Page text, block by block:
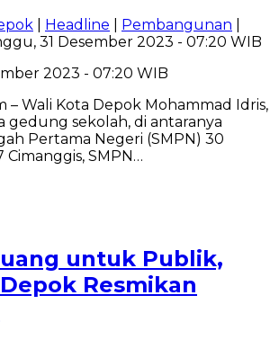
Headline Pembangunan
31 Desember 2023 - 07:20 WIB
2023 - 07:20 WIB
– Wali Kota Depok Mohammad Idris,
gedung sekolah, di antaranya
Pertama Negeri (SMPN) 30
Cimanggis, SMPN…
untuk Publik,
Resmikan